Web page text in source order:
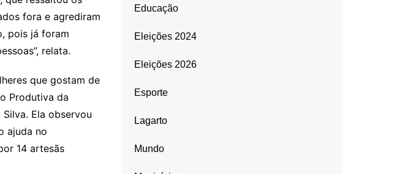
fora e agrediram
pois já foram
relata.
que gostam de
Produtiva da
Ela observou
ajuda no
14 artesãs
Educação
Eleições 2024
Eleições 2026
Esporte
Lagarto
Mundo